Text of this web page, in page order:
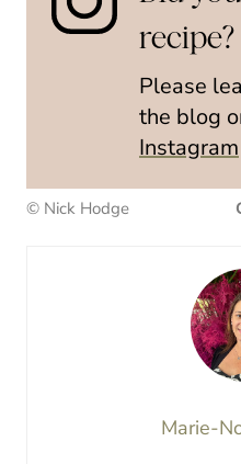
recipe?
Please
the blog
Instagram
© Nick Hodge
Marie-